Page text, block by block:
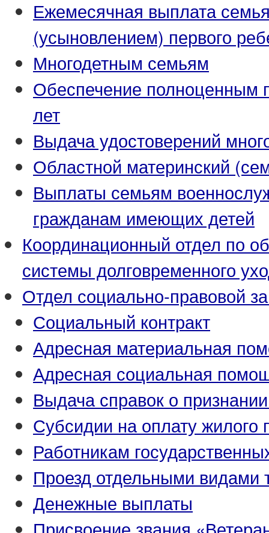
Ежемесячная выплата
(усыновлением) первого
Многодетным семьям
Обеспечение полноценным
лет
Выдача удостоверений
Областной материнский
Выплаты семьям
гражданам имеющих детей
Координационный отдел по
системы долговременного
Отдел социально-правовой
Социальный контракт
Адресная материальная
Адресная социальная
Выдача справок о
Субсидии на оплату
Работникам
Проезд отдельными видами
Денежные выплаты